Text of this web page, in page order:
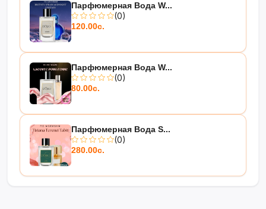
Парфюмерная Вода W...
(0)
120.00с.
Парфюмерная Вода W...
(0)
80.00с.
Парфюмерная Вода S...
(0)
280.00с.